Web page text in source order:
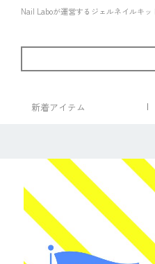
Nail Laboが運営するジェルネイルキ
新着アイテム